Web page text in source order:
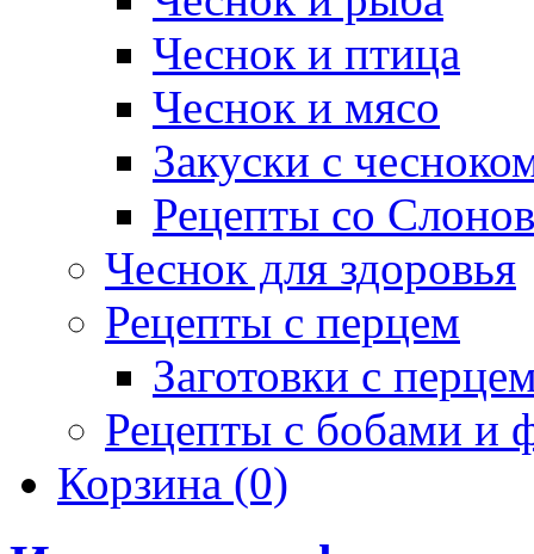
Чеснок и птица
Чеснок и мясо
Закуски с
Рецепты со
Чеснок для здоровья
Рецепты с перцем
Заготовки с
Рецепты с бобами и
Корзина (0)